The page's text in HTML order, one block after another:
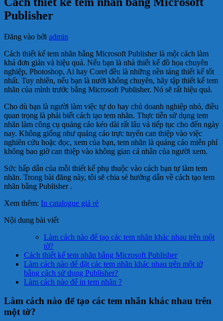
Publisher
Đăng vào bởi admin
Cách thiết kế tem nhãn bằng Microsoft Publisher là một cách làm
khá đơn giản và hiệu quả. Nếu bạn là nhà thiết kế đồ họa chuyên
nghiệp, Photoshop, Ai hay Corel đều là những nền tảng thiết kế tốt
nhất. Tuy nhiên, nếu bạn là nười không chuyên, hãy tập thiết kế tem
nhãn của mình trước bằng Microsoft Publisher. Nó sẽ rất hiệu quả.
Cho dù bạn là người làm việc tự do hay chủ doanh nghiệp nhỏ, điều
quan trọng là phải biết cách tạo tem nhãn. Thực tiễn sử dụng tem
nhãn làm công cụ quảng cáo kéo dài rất lâu và tiếp tục cho đến ngày
nay. Không giống như quảng cáo trực tuyến can thiệp vào việc
nghiên cứu hoặc đọc, xem của bạn, tem nhãn là quảng cáo miễn phí
không bao giờ can thiệp vào không gian cá nhân của người xem.
Sức hấp dẫn của mỗi thiết kế phụ thuộc vào cách bạn tự làm tem
nhãn. Trong bài đăng này, tôi sẽ chia sẻ hướng dẫn về cách tạo tem
nhãn bằng Publisher .
Xem thêm: In catalogue giá rẻ
Nội dung bài viết
Làm cách nào để tạo các tem nhãn khác nhau trên một
tờ?
Cách thiết kế tem nhãn bằng Microsoft Publisher
Làm cách nào để đặt các tem nhãn khác nhau trên một tờ
bằng cách sử dụng Publisher?
Làm cách nào để in tem nhãn ?
Làm cách nào để tạo các tem nhãn khác nhau trên
một tờ?